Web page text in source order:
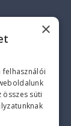
×
felhasználói
összes süti